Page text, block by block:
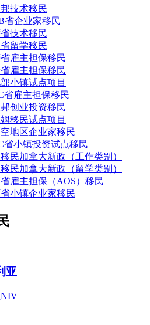
技术移民
省企业家移民
技术移民
留学移民
雇主担保移民
雇主担保移民
小镇试点项目
省雇主担保移民
创业投资移民
移民试点项目
地区企业家移民
省小镇投资试点移民
民加拿大新政（工作类别）
民加拿大新政（留学类别）
雇主担保（AOS）移民
小镇企业家移民
亚